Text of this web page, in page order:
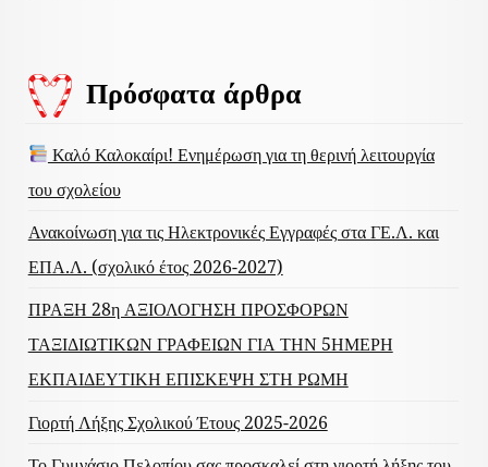
Πρόσφατα άρθρα
Καλό Καλοκαίρι! Ενημέρωση για τη θερινή λειτουργία
του σχολείου
Ανακοίνωση για τις Ηλεκτρονικές Εγγραφές στα ΓΕ.Λ. και
ΕΠΑ.Λ. (σχολικό έτος 2026-2027)
ΠΡΑΞΗ 28η ΑΞΙΟΛΟΓΗΣΗ ΠΡΟΣΦΟΡΩΝ
ΤΑΞΙΔΙΩΤΙΚΩΝ ΓΡΑΦΕΙΩΝ ΓΙΑ ΤΗΝ 5ΗΜΕΡΗ
ΕΚΠΑΙΔΕΥΤΙΚΗ ΕΠΙΣΚΕΨΗ ΣΤΗ ΡΩΜΗ
Γιορτή Λήξης Σχολικού Έτους 2025-2026